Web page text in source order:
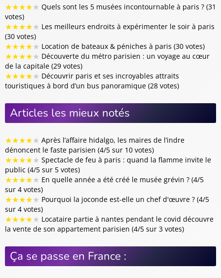
★★★★★ Quels sont les 5 musées incontournable à paris ? (31
votes)
★★★★★ Les meilleurs endroits à expérimenter le soir à paris
(30 votes)
★★★★★ Location de bateaux & péniches à paris (30 votes)
★★★★★ Découverte du métro parisien : un voyage au cœur
de la capitale (29 votes)
★★★★★ Découvrir paris et ses incroyables attraits
touristiques à bord d’un bus panoramique (28 votes)
Articles les mieux notés
★★★★★ Après l’affaire hidalgo, les maires de l’indre
dénoncent le faste parisien (4/5 sur 10 votes)
★★★★★ Spectacle de feu à paris : quand la flamme invite le
public (4/5 sur 5 votes)
★★★★★ En quelle année a été créé le musée grévin ? (4/5
sur 4 votes)
★★★★★ Pourquoi la joconde est-elle un chef d'œuvre ? (4/5
sur 4 votes)
★★★★★ Locataire partie à nantes pendant le covid découvre
la vente de son appartement parisien (4/5 sur 3 votes)
Ça se passe en France :